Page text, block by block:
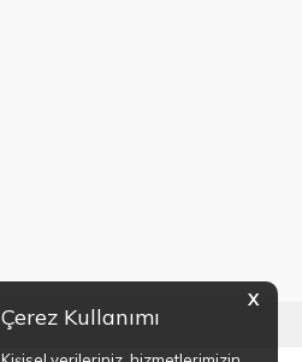
X
Çerez Kullanımı